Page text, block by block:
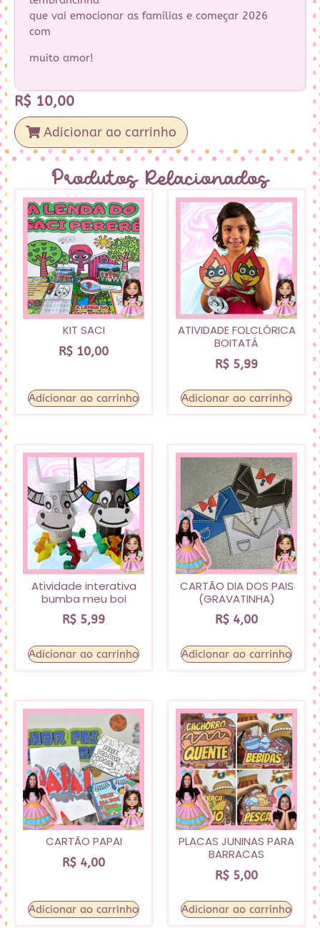
que vai emocionar as famílias e começar 2026
com
muito amor!
R$ 10,00
Adicionar ao carrinho
Produtos Relacionados
KIT SACI
R$ 10,00
Adicionar ao carrinho
ATIVIDADE FOLCLÓRICA
BOITATÁ
R$ 5,99
Adicionar ao carrinho
Atividade interativa
bumba meu boi
R$ 5,99
Adicionar ao carrinho
CARTÃO DIA DOS PAIS
(GRAVATINHA)
R$ 4,00
Adicionar ao carrinho
CARTÃO PAPAI
R$ 4,00
Adicionar ao carrinho
PLACAS JUNINAS PARA
BARRACAS
R$ 5,00
Adicionar ao carrinho